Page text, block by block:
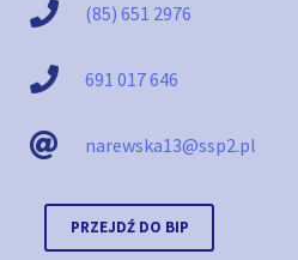
(85) 651 2976
691 017 646
narewska13@ssp2.pl
PRZEJDŹ DO BIP